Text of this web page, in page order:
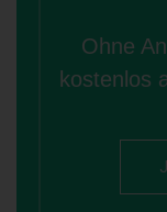
Ohne
kostenlos